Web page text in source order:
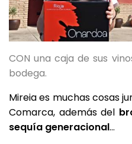
CON una caja de sus
bodega.
Mireia es muchas cosas
Comarca, además del
sequía generacional…